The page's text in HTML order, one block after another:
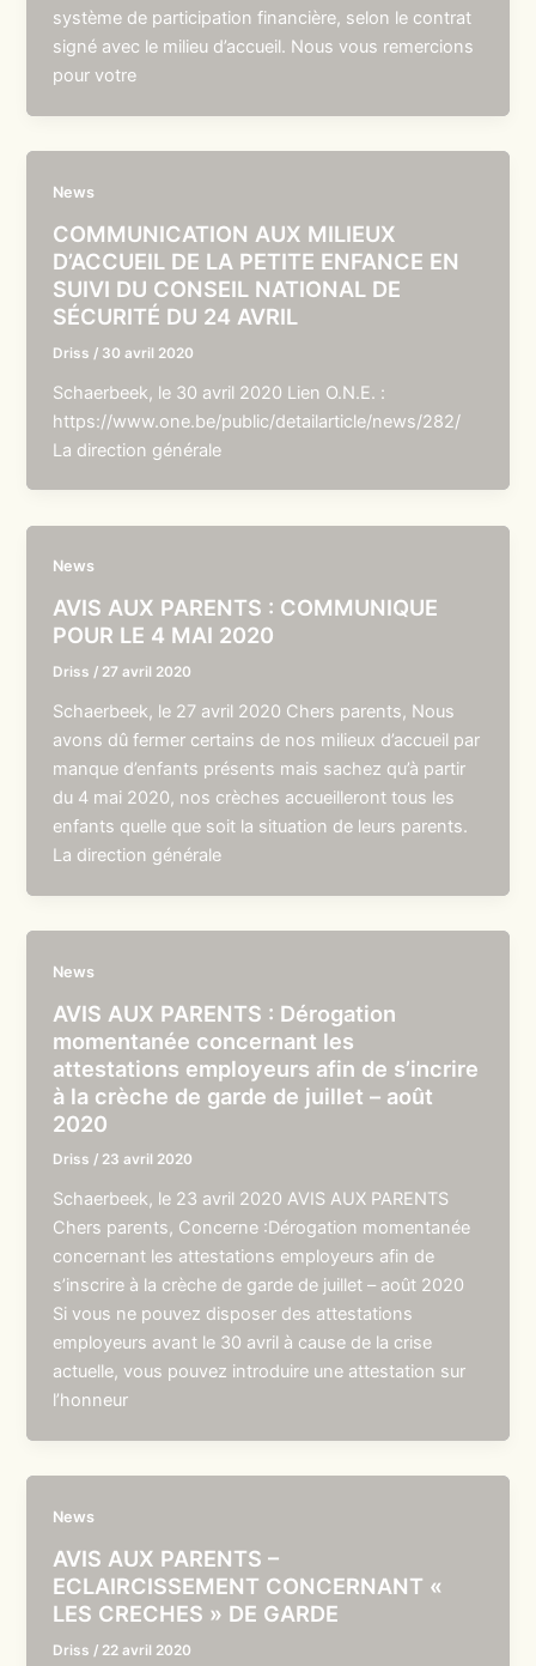
système de participation financière, selon le contrat
signé avec le milieu d’accueil. Nous vous remercions
pour votre
News
COMMUNICATION AUX MILIEUX
D’ACCUEIL DE LA PETITE ENFANCE EN
SUIVI DU CONSEIL NATIONAL DE
SÉCURITÉ DU 24 AVRIL
Driss / 30 avril 2020
Schaerbeek, le 30 avril 2020 Lien O.N.E. :
https://www.one.be/public/detailarticle/news/282/
La direction générale
News
AVIS AUX PARENTS : COMMUNIQUE
POUR LE 4 MAI 2020
Driss / 27 avril 2020
Schaerbeek, le 27 avril 2020 Chers parents, Nous
avons dû fermer certains de nos milieux d’accueil par
manque d’enfants présents mais sachez qu’à partir
du 4 mai 2020, nos crèches accueilleront tous les
enfants quelle que soit la situation de leurs parents.
La direction générale
News
AVIS AUX PARENTS : Dérogation
momentanée concernant les
attestations employeurs afin de s’incrire
à la crèche de garde de juillet – août
2020
Driss / 23 avril 2020
Schaerbeek, le 23 avril 2020 AVIS AUX PARENTS
Chers parents, Concerne :Dérogation momentanée
concernant les attestations employeurs afin de
s’inscrire à la crèche de garde de juillet – août 2020
Si vous ne pouvez disposer des attestations
employeurs avant le 30 avril à cause de la crise
actuelle, vous pouvez introduire une attestation sur
l’honneur
News
AVIS AUX PARENTS –
ECLAIRCISSEMENT CONCERNANT «
LES CRECHES » DE GARDE
Driss / 22 avril 2020